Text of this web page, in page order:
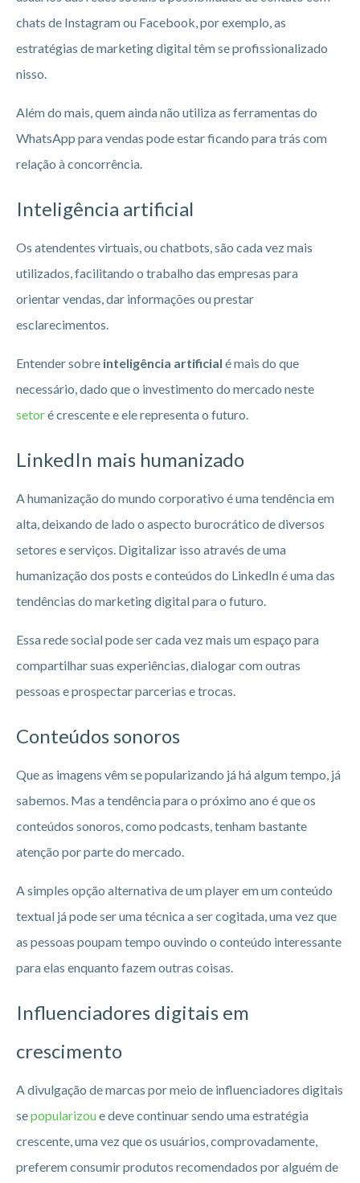
chats de Instagram ou Facebook, por exemplo, as
estratégias de marketing digital têm se profissionalizado
nisso.
Além do mais, quem ainda não utiliza as ferramentas do
WhatsApp para vendas pode estar ficando para trás com
relação à concorrência.
Inteligência artificial
Os atendentes virtuais, ou chatbots, são cada vez mais
utilizados, facilitando o trabalho das empresas para
orientar vendas, dar informações ou prestar
esclarecimentos.
Entender sobre inteligência artificial é mais do que
necessário, dado que o investimento do mercado neste
setoré crescente e ele representa o futuro.
LinkedIn mais humanizado
A humanização do mundo corporativo é uma tendência em
alta, deixando de lado o aspecto burocrático de diversos
setores e serviços. Digitalizar isso através de uma
humanização dos posts e conteúdos do LinkedIn é uma das
tendências do marketing digital para o futuro.
Essa rede social pode ser cada vez mais um espaço para
compartilhar suas experiências, dialogar com outras
pessoas e prospectar parcerias e trocas.
Conteúdos sonoros
Que as imagens vêm se popularizando já há algum tempo, já
sabemos. Mas a tendência para o próximo ano é que os
conteúdos sonoros, como podcasts, tenham bastante
atenção por parte do mercado.
A simples opção alternativa de um player em um conteúdo
textual já pode ser uma técnica a ser cogitada, uma vez que
as pessoas poupam tempo ouvindo o conteúdo interessante
para elas enquanto fazem outras coisas.
Influenciadores digitais em
crescimento
A divulgação de marcas por meio de influenciadores digitais
sepopularizoue deve continuar sendo uma estratégia
crescente, uma vez que os usuários, comprovadamente,
preferem consumir produtos recomendados por alguém de